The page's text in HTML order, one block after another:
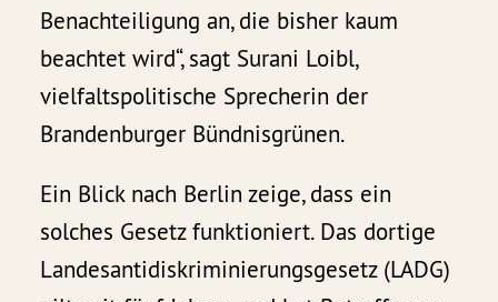
Benachteiligung an, die bisher kaum
beachtet wird“, sagt Surani Loibl,
vielfaltspolitische Sprecherin der
Brandenburger Bündnisgrünen.
Ein Blick nach Berlin zeige, dass ein
solches Gesetz funktioniert. Das dortige
Landesantidiskriminierungsgesetz (LADG)